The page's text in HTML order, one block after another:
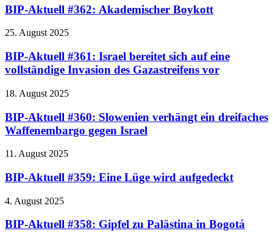
BIP-Aktuell #362: Akademischer Boykott
25. August 2025
BIP-Aktuell #361: Israel bereitet sich auf eine
vollständige Invasion des Gazastreifens vor
18. August 2025
BIP-Aktuell #360: Slowenien verhängt ein dreifaches
Waffenembargo gegen Israel
11. August 2025
BIP-Aktuell #359: Eine Lüge wird aufgedeckt
4. August 2025
BIP-Aktuell #358: Gipfel zu Palästina in Bogotá